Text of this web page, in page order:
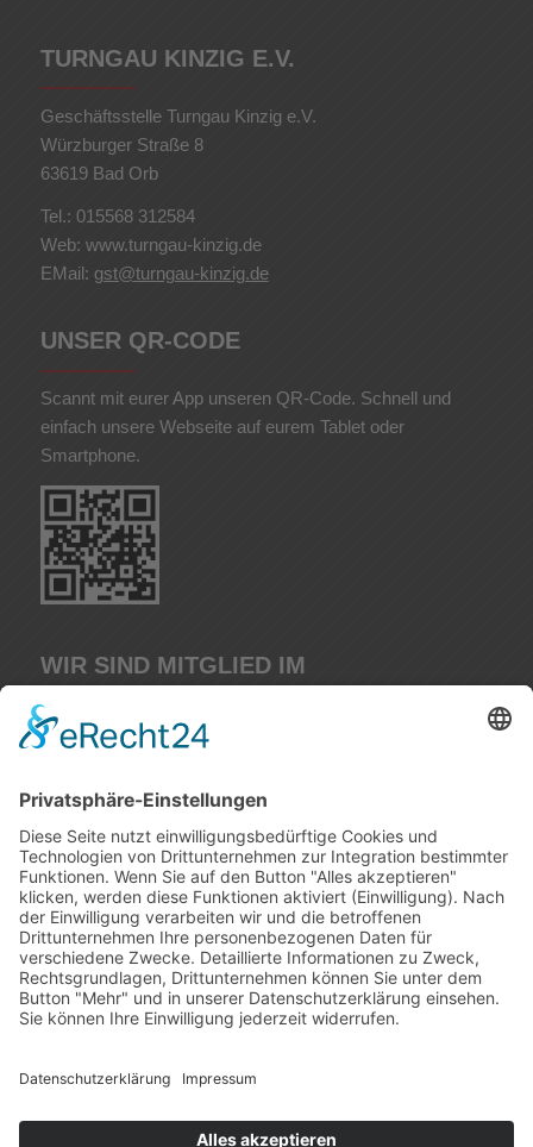
TURNGAU KINZIG E.V.
Geschäftsstelle Turngau Kinzig e.V.
Würzburger Straße 8
63619 Bad Orb
Tel.: 015568 312584
Web: www.turngau-kinzig.de
EMail: gst@turngau-kinzig.de
UNSER QR-CODE
Scannt mit eurer App unseren QR-Code. Schnell und
einfach unsere Webseite auf eurem Tablet oder
Smartphone.
WIR SIND MITGLIED IM
IMPRESSUM